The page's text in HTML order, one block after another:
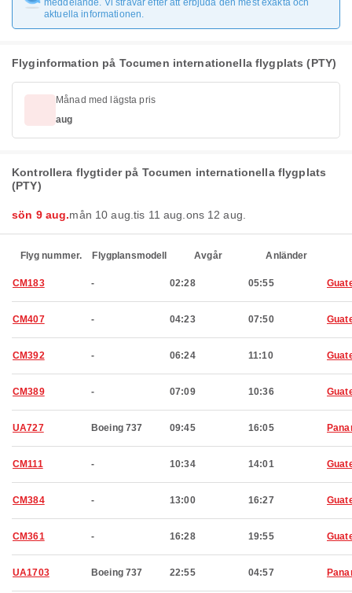
meddelande. Vi strävar efter att erbjuda den mest exakta och
aktuella informationen.
Flyginformation på Tocumen internationella flygplats (PTY)
Månad med lägsta pris
aug
Kontrollera flygtider på Tocumen internationella flygplats
(PTY)
sön 9 aug.mån 10 aug. tis 11 aug. ons 12 aug.
Flyg nummer. Flygplansmodell Avgår Anländer
CM183 - 02:28 05:55
CM407 - 04:23 07:50
CM392 - 06:24 11:10
CM389 - 07:09 10:36
UA727 Boeing 737 09:45 16:05
CM111 - 10:34 14:01
CM384 - 13:00 16:27
CM361 - 16:28 19:55
UA1703 Boeing 737 22:55 04:57